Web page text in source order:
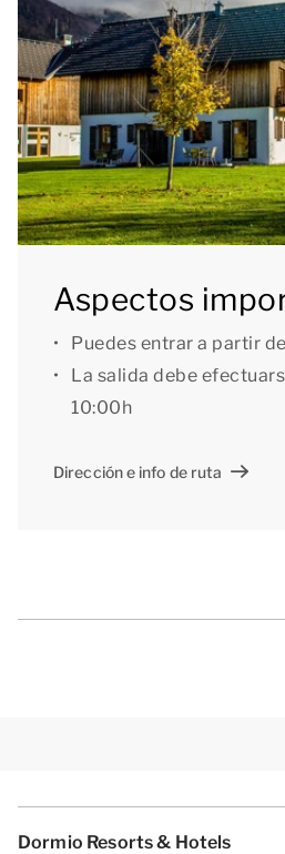
gratuita y la plaza de
junto a la vivienda.
[i]La distribución de los
Los planos y las imágenes
aproximada, pero están
ilustrativos.[/i]
Aspectos
Puedes entrar a partir
La salida debe
10:00h
Dirección e info de ruta
Dormio Resorts & Hotels